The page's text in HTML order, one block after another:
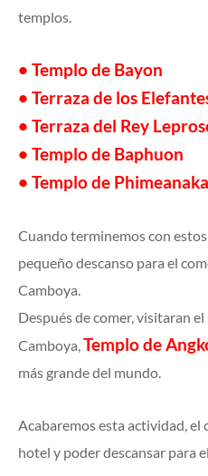
templos.
• Templo de Bayon
• Terraza de los
• Terraza del Rey
• Templo de Baphuon
• Templo de
Cuando terminemos con
pequeño descanso para el
Camboya.
Después de comer, visitaran
Camboya,Templo de
más grande del mundo.
Acabaremos esta actividad, el
hotel y poder descansar para